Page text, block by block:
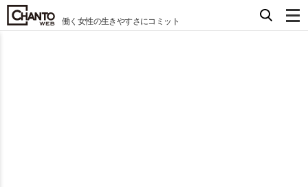
働く女性の生きやすさにコミット